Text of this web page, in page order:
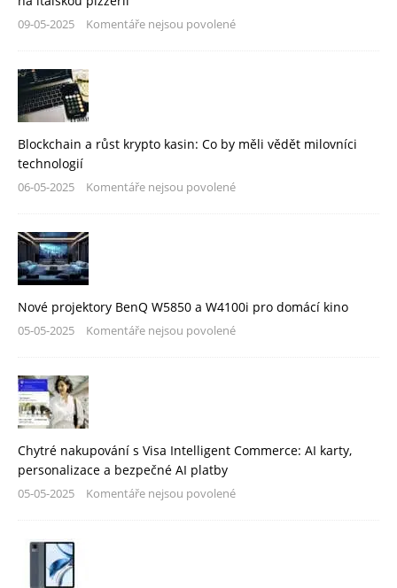
09-05-2025 Komentáře nejsou povolené
Blockchain a růst krypto kasin: Co by měli vědět milovníci
technologií
06-05-2025 Komentáře nejsou povolené
Nové projektory BenQ W5850 a W4100i pro domácí kino
05-05-2025 Komentáře nejsou povolené
Chytré nakupování s Visa Intelligent Commerce: AI karty,
personalizace a bezpečné AI platby
05-05-2025 Komentáře nejsou povolené